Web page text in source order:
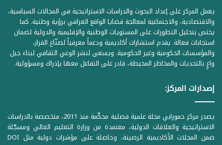
يعمل المركز على إعداد البحوث والدراسات الاستراتيجية في المجالات السياسية،
والاقتصادية، والاجتماعية لمعالجة قضايا الواقع العراقي برؤية وطنية. كما
يختص بتحليل التطورات على المستويات الوطنية والإقليمية والدولية لضمان
استجابات فعالة. يقدم استشارات أكاديمية ودعماً معرفياً لصنّاع القرار،
والمؤسسات الحكومية وغير الحكومية. ويسعى لنشر الوعي الثقافي لبناء جيل
واعٍ بالتحديات والمخاطر المحيطة، قادر على التفاعل معها بإدراك ومسؤولية.
إصدارات المركز:
يصدر مركز حمورابي مجلة علمية فصلية محكّمة منذ 2011، متخصصة بالدراسات
الاستراتيجية والعلاقات الدولية، معتمدة من وزارة التعليم العالي ومسجّلة
ضمن المجلات الأكاديمية الرصينة، وحاصلة على مؤشرات دولية مثل DOI